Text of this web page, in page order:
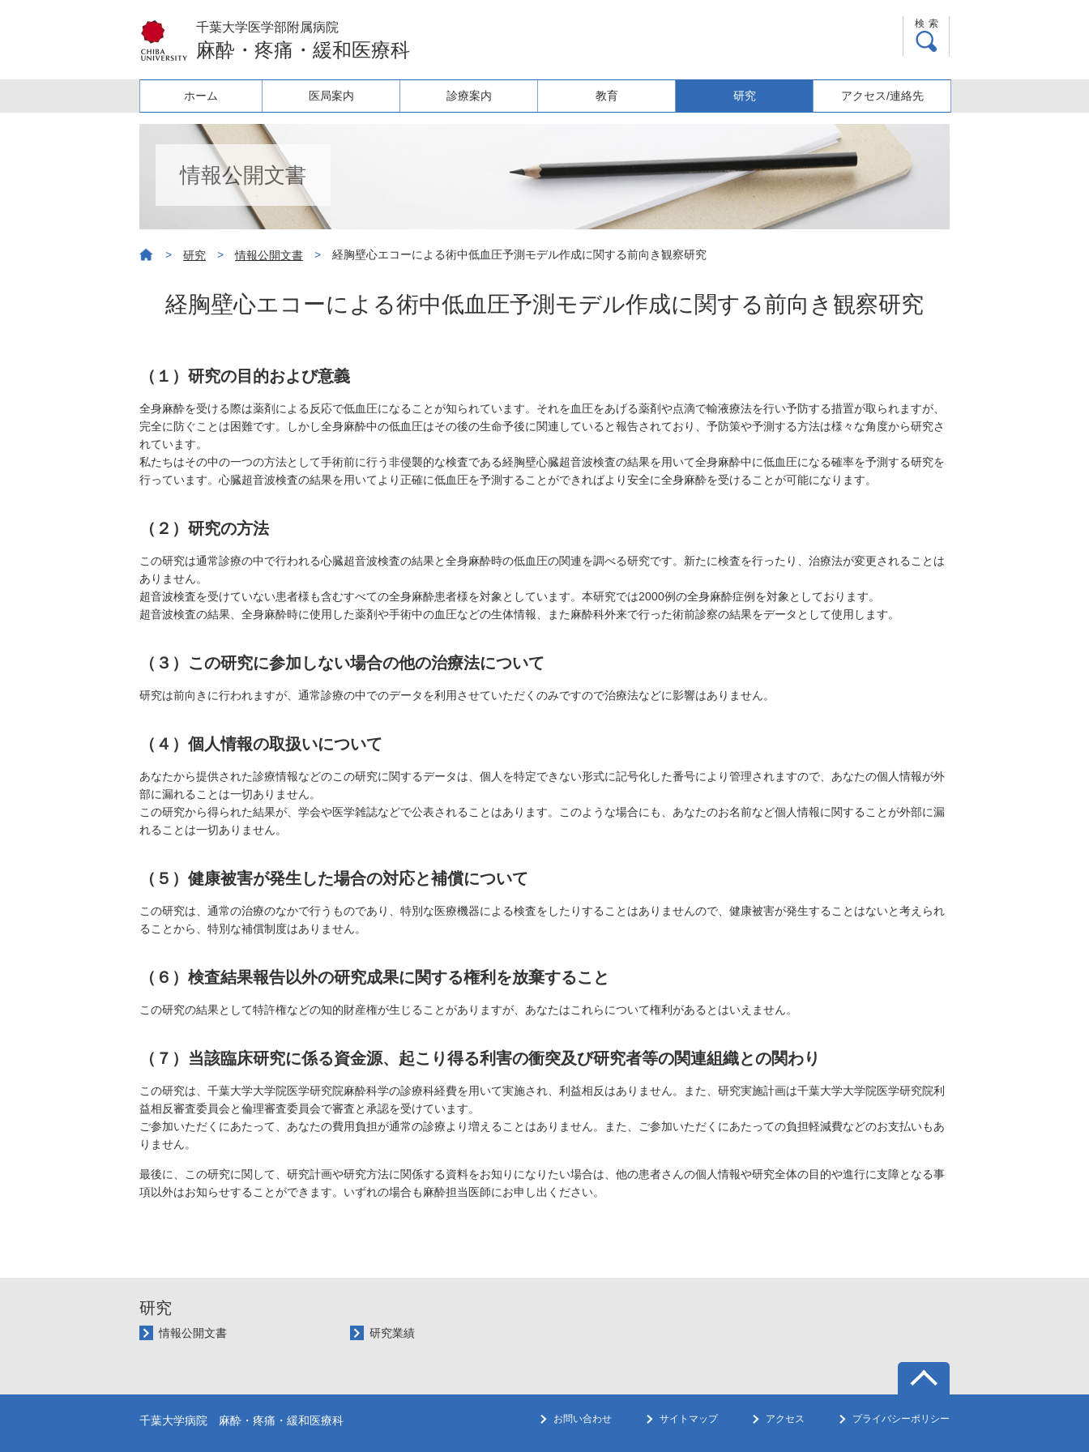
千葉大学医学部附属病院
麻酔・疼痛・緩和医療科
検索
ホーム 医局案内 診療案内 教育 研究 アクセス/連絡先
情報公開文書
> 研究 > 情報公開文書 > 経胸壁心エコーによる術中低血圧予測モデル作成に関する前向き観察研究
経胸壁心エコーによる術中低血圧予測モデル作成に関する前向き観察研究
（１）研究の目的および意義
全身麻酔を受ける際は薬剤による反応で低血圧になることが知られています。それを血圧をあげる薬剤や点滴で輸液療法を行い予防する措置が取られますが、
完全に防ぐことは困難です。しかし全身麻酔中の低血圧はその後の生命予後に関連していると報告されており、予防策や予測する方法は様々な角度から研究さ
れています。
私たちはその中の一つの方法として手術前に行う非侵襲的な検査である経胸壁心臓超音波検査の結果を用いて全身麻酔中に低血圧になる確率を予測する研究を
行っています。心臓超音波検査の結果を用いてより正確に低血圧を予測することができればより安全に全身麻酔を受けることが可能になります。
（２）研究の方法
この研究は通常診療の中で行われる心臓超音波検査の結果と全身麻酔時の低血圧の関連を調べる研究です。新たに検査を行ったり、治療法が変更されることは
ありません。
超音波検査を受けていない患者様も含むすべての全身麻酔患者様を対象としています。本研究では2000例の全身麻酔症例を対象としております。
超音波検査の結果、全身麻酔時に使用した薬剤や手術中の血圧などの生体情報、また麻酔科外来で行った術前診察の結果をデータとして使用します。
（３）この研究に参加しない場合の他の治療法について
研究は前向きに行われますが、通常診療の中でのデータを利用させていただくのみですので治療法などに影響はありません。
（４）個人情報の取扱いについて
あなたから提供された診療情報などのこの研究に関するデータは、個人を特定できない形式に記号化した番号により管理されますので、あなたの個人情報が外
部に漏れることは一切ありません。
この研究から得られた結果が、学会や医学雑誌などで公表されることはあります。このような場合にも、あなたのお名前など個人情報に関することが外部に漏
れることは一切ありません。
（５）健康被害が発生した場合の対応と補償について
この研究は、通常の治療のなかで行うものであり、特別な医療機器による検査をしたりすることはありませんので、健康被害が発生することはないと考えられ
ることから、特別な補償制度はありません。
（６）検査結果報告以外の研究成果に関する権利を放棄すること
この研究の結果として特許権などの知的財産権が生じることがありますが、あなたはこれらについて権利があるとはいえません。
（７）当該臨床研究に係る資金源、起こり得る利害の衝突及び研究者等の関連組織との関わり
この研究は、千葉大学大学院医学研究院麻酔科学の診療科経費を用いて実施され、利益相反はありません。また、研究実施計画は千葉大学大学院医学研究院利
益相反審査委員会と倫理審査委員会で審査と承認を受けています。
ご参加いただくにあたって、あなたの費用負担が通常の診療より増えることはありません。また、ご参加いただくにあたっての負担軽減費などのお支払いもあ
りません。
最後に、この研究に関して、研究計画や研究方法に関係する資料をお知りになりたい場合は、他の患者さんの個人情報や研究全体の目的や進行に支障となる事
項以外はお知らせすることができます。いずれの場合も麻酔担当医師にお申し出ください。
研究
情報公開文書 研究業績
千葉大学病院 麻酔・疼痛・緩和医療科 お問い合わせ サイトマップ アクセス プライバシーポリシー